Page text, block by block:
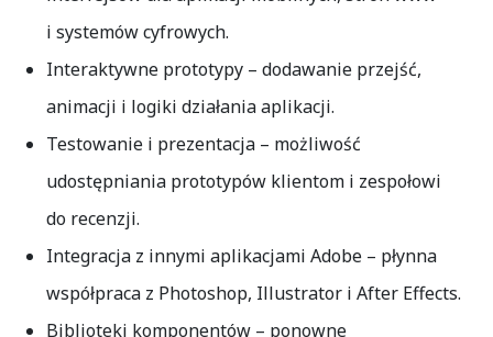
i systemów cyfrowych.
Interaktywne prototypy– dodawanie przejść,
animacji i logiki działania aplikacji.
Testowanie i prezentacja– możliwość
udostępniania prototypów klientom i zespołowi
do recenzji.
Integracja z innymi aplikacjami Adobe– płynna
współpraca z Photoshop, Illustrator i After Effects.
Biblioteki komponentów– ponowne